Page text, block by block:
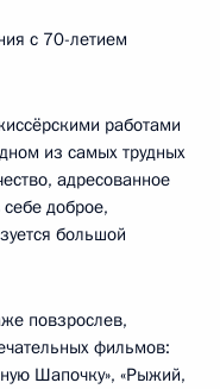
с 70-летием
работами
из самых трудных
адресованное
доброе,
большой
повзрослев,
фильмов:
Шапочку», «Рыжий,